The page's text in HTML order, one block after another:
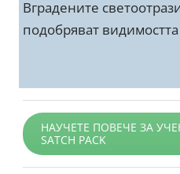
Вградените
подобряват
НАУЧЕТЕ ПОВЕЧЕ ЗА
SATCH PACK